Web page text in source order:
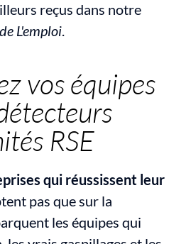
reçus dans notre
L'emploi.
vos équipes
RSE
qui réussissent leur
pas que sur la
les équipes qui